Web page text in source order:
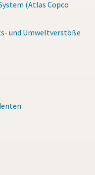
(Atlas Copco
und Umweltverstöße